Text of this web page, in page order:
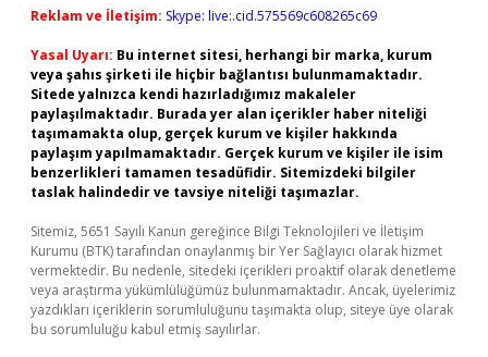
Reklam ve İletişim: Skype: live:.cid.575569c608265c69
Yasal Uyarı: Bu internet sitesi, herhangi bir marka, kurum
veya şahıs şirketi ile hiçbir bağlantısı bulunmamaktadır.
Sitede yalnızca kendi hazırladığımız makaleler
paylaşılmaktadır. Burada yer alan içerikler haber niteliği
taşımamakta olup, gerçek kurum ve kişiler hakkında
paylaşım yapılmamaktadır. Gerçek kurum ve kişiler ile isim
benzerlikleri tamamen tesadüfidir. Sitemizdeki bilgiler
taslak halindedir ve tavsiye niteliği taşımazlar.
Sitemiz, 5651 Sayılı Kanun gereğince Bilgi Teknolojileri ve İletişim
Kurumu (BTK) tarafından onaylanmış bir Yer Sağlayıcı olarak hizmet
vermektedir. Bu nedenle, sitedeki içerikleri proaktif olarak denetleme
veya araştırma yükümlülüğümüz bulunmamaktadır. Ancak, üyelerimiz
yazdıkları içeriklerin sorumluluğunu taşımakta olup, siteye üye olarak
bu sorumluluğu kabul etmiş sayılırlar.